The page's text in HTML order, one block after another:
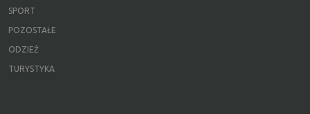
SPORT
POZOSTAŁE
ODZIEŻ
TURYSTYKA